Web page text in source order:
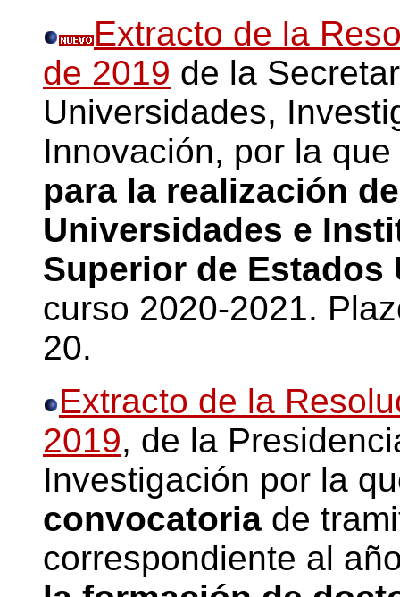
Extracto de la
de 2019 de la
Universidades,
Innovación, por la que
para la realización
Universidades e
Superior de Estados
curso 2020-2021.
20.
Extracto de la
2019, de la
Investigación por la
convocatoria de
correspondiente al